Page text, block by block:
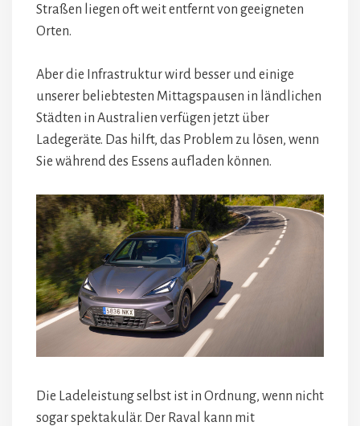
Straßen liegen oft weit entfernt von geeigneten
Orten.
Aber die Infrastruktur wird besser und einige
unserer beliebtesten Mittagspausen in ländlichen
Städten in Australien verfügen jetzt über
Ladegeräte. Das hilft, das Problem zu lösen, wenn
Sie während des Essens aufladen können.
Die Ladeleistung selbst ist in Ordnung, wenn nicht
sogar spektakulär. Der Raval kann mit